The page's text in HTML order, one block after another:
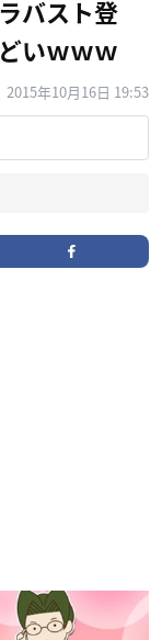
バスト登
いｗｗｗ
2015年10月16日 19:53